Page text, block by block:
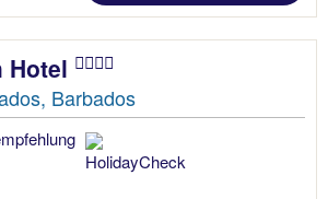
Hotel
Barbados